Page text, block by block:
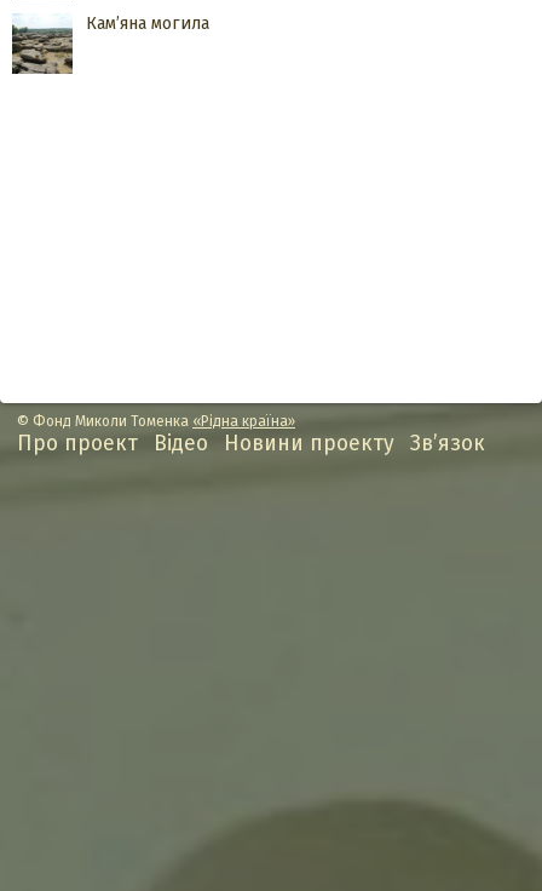
Кам’яна могила
Про проект Відео Новини проекту Зв’язок
© Фонд Миколи Томенка «Рідна країна»